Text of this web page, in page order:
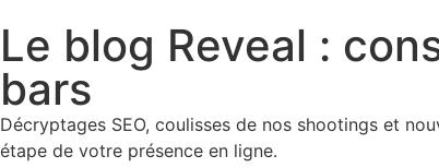
Le blog Reveal :
bars
Décryptages SEO, coulisses de nos shootings et
étape de votre présence en ligne.